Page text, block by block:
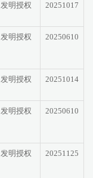
发明授权 20251017
发明授权 20250610
发明授权 20251014
发明授权 20250610
发明授权 20251125